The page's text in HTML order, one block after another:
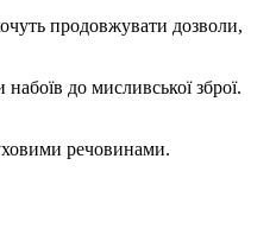
продовжувати дозволи,
до мисливської зброї.
речовинами.